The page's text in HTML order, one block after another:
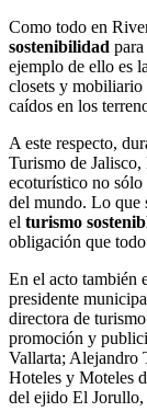
Como todo en
sostenibilidad
ejemplo de ello es
closets y mobiliario
caídos en los
A este respecto,
Turismo de
ecoturístico no sólo
del mundo. Lo que
el turismo
obligación que todo
En el acto también
presidente
directora de
promoción y
Vallarta; Alejandro
Hoteles y Moteles
del ejido El Jorullo,